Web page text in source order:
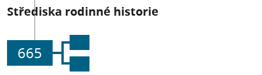
Střediska rodinné historie
665